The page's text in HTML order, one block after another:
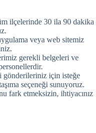
ilçelerinde 30 ila 90 dakika
veya web sitemiz
gerekli belgeleri ve
gönderileriniz için isteğe
seçeneği sunuyoruz.
fark etmeksizin, ihtiyacınız